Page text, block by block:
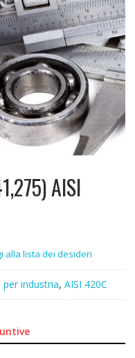
AISI
alla lista dei desideri
per industria, AISI 420C